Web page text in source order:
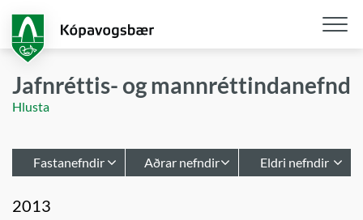
aðalefni
Jafnréttis- og mannréttindanefnd
Hlusta
Fastanefndir
byggingarfulltrúa
Aðrar nefndir
Eldri nefndir
2013
Opna
loka